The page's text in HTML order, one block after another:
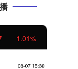
1.01%